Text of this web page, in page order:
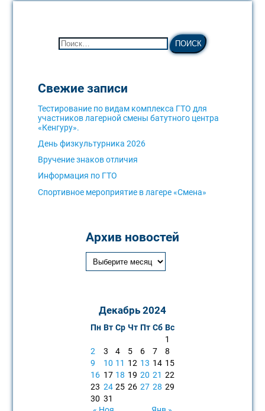
Свежие записи
Тестирование по видам комплекса ГТО для
участников лагерной смены батутного центра
«Кенгуру».
День физкультурника 2026
Вручение знаков отличия
Информация по ГТО
Спортивное мероприятие в лагере «Смена»
Архив новостей
Декабрь 2024
Пн Вт Ср Чт Пт Сб Вс
1
2
3 4 5 6 7
8
9
10 11 12 13 14 15
16 17 18 19 20 21 22
23 24 25 26 27 28 29
30 31